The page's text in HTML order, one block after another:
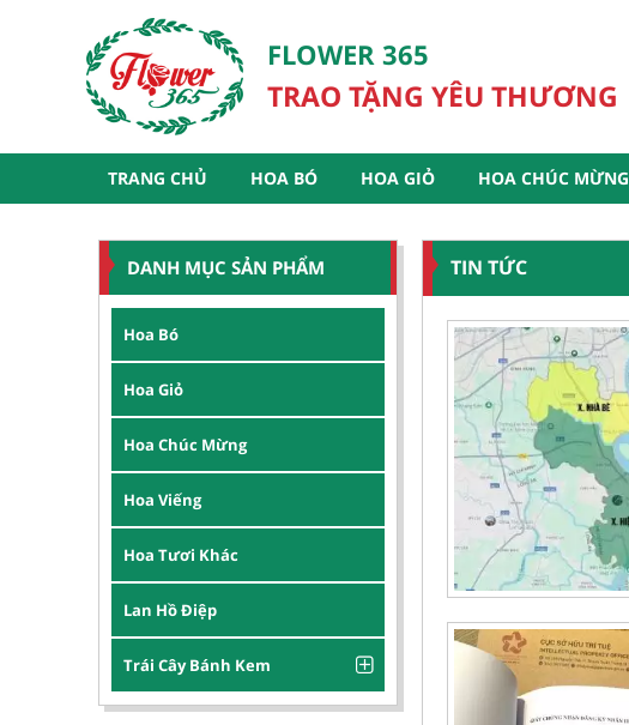
FLOWER 365
TRAO TẶNG YÊU THƯƠNG
TRANG CHỦ HOA BÓ HOA GIỎ HOA CHÚC MỪNG
DANH MỤC SẢN PHẨM
Hoa Bó
Hoa Giỏ
Hoa Chúc Mừng
Hoa Viếng
Hoa Tươi Khác
Lan Hồ Điệp
Trái Cây Bánh Kem
TIN TỨC